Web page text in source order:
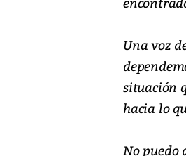
Una voz
situación
hacia lo
No puedo